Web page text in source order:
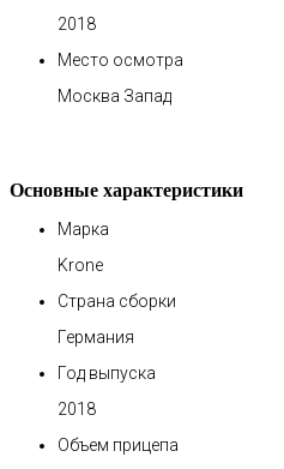
2018
Место осмотра
Москва Запад
Основные характеристики
Марка
Krone
Страна сборки
Германия
Год выпуска
2018
Объем прицепа